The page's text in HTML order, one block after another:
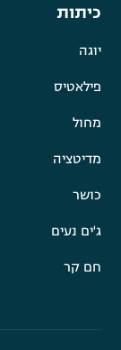
כיתות
יוגה
פילאטיס
מחול
מדיטציה
כושר
ג'ים נעים
חם קר